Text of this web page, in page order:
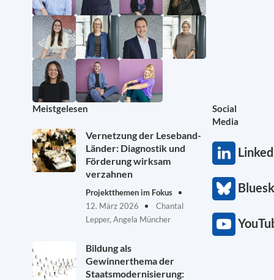
Meistgelesen
Vernetzung der Leseband-
Länder: Diagnostik und
Förderung wirksam
verzahnen
Projektthemen im Fokus
12. März 2026
Chantal
Lepper, Angela Müncher
Bildung als
Gewinnerthema der
Staatsmodernisierung:
Social
Media